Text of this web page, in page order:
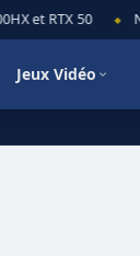
et RTX 50
Jeux Vidéo